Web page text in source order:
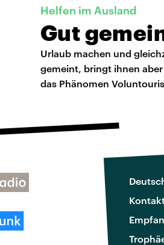
Helfen im Ausland
Gut
Urlaub machen und
gemeint, bringt ihnen
das Phänomen